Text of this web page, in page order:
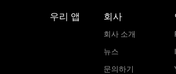
우리 앱 회사
회사 소개
뉴스
문의하기